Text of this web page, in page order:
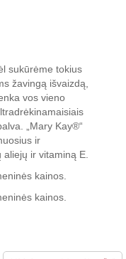
sukūrėme tokius
žavingą išvaizdą,
vos vieno
„Mary Kay®“
ir
ir vitaminą E.
kainos.
kainos.